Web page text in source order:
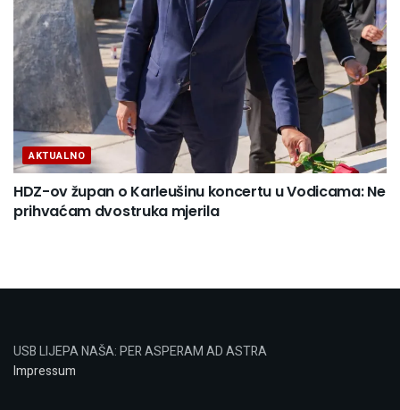
AKTUALNO
HDZ-ov župan o Karleušinu koncertu u Vodicama: Ne
prihvaćam dvostruka mjerila
USB LIJEPA NAŠA: PER ASPERAM AD ASTRA
Impressum